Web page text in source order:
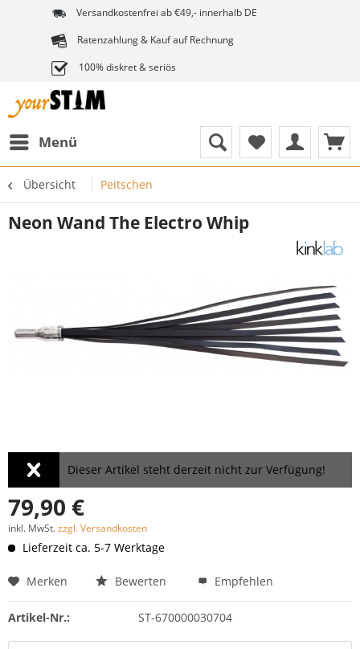
Versandkostenfrei ab €49,- innerhalb DE
Ratenzahlung & Kauf auf Rechnung
100% diskret & seriös
Menü
Übersicht Peitschen
Neon Wand The Electro Whip
Dieser Artikel steht derzeit nicht zur Verfügung!
79,90 €
inkl. MwSt.zzgl. Versandkosten
Lieferzeit ca. 5-7 Werktage
Merken Bewerten Empfehlen
Artikel-Nr.: ST-670000030704